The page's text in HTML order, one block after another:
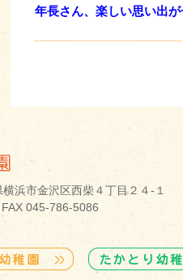
年長さん、楽しい思い出が
横浜市金沢区西柴４丁目２４­-１
045-786-5086